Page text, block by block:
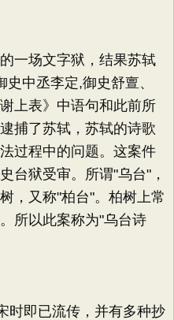
场文字狱，结果苏轼
中丞李定,御史舒亶、
上表》中语句和此前所
捕了苏轼，苏轼的诗歌
过程中的问题。这案件
台狱受审。所谓"乌台"，
，又称"柏台"。柏树上常
所以此案称为"乌台诗
即已流传，并有多种抄